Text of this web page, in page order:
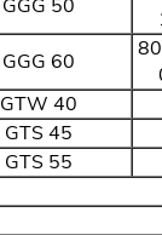
GGG 50
GGG 60
GTW 40
GTS 45
GTS 55